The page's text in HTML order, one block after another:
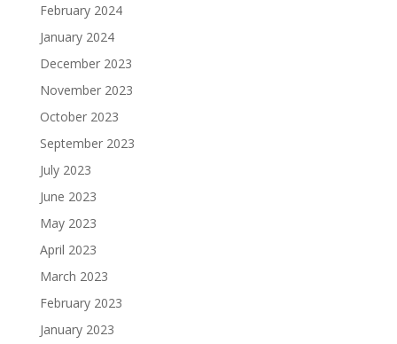
February 2024
January 2024
December 2023
November 2023
October 2023
September 2023
July 2023
June 2023
May 2023
April 2023
March 2023
February 2023
January 2023